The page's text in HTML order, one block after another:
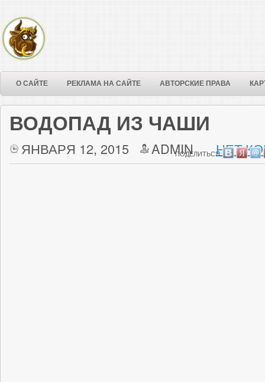
О САЙТЕ РЕКЛАМА НА САЙТЕ АВТОРСКИЕ ПРАВА
ВОДОПАД ИЗ ЧАШИ
ЯНВАРЯ 12, 2015 ADMIN НЕТ
ПОДЕЛИТЬСЯ: